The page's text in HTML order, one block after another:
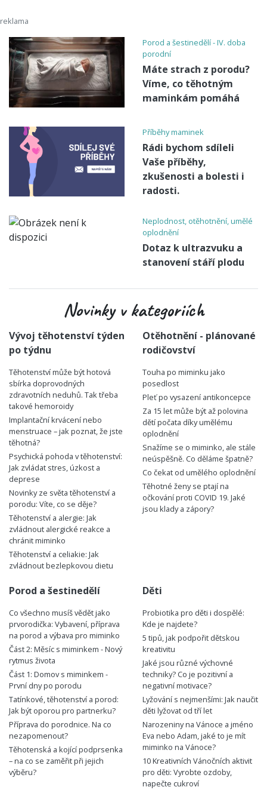
Porod a šestinedělí - IV. doba
porodní
Máte strach z porodu?
Víme, co těhotným
maminkám pomáhá
Příběhy maminek
Rádi bychom sdíleli
Vaše příběhy,
zkušenosti a bolesti i
radosti.
Neplodnost, otěhotnění, umělé
oplodnění
Dotaz k ultrazvuku a
stanovení stáří plodu
Novinky v kategoriích
Vývoj těhotenství týden
po týdnu
Těhotenství může být hotová
sbírka doprovodných
zdravotních neduhů. Tak třeba
takové hemoroidy
Implantační krvácení nebo
menstruace – jak poznat, že jste
těhotná?
Psychická pohoda v těhotenství:
Jak zvládat stres, úzkost a
deprese
Novinky ze světa těhotenství a
porodu: Víte, co se děje?
Těhotenství a alergie: Jak
zvládnout alergické reakce a
chránit miminko
Těhotenství a celiakie: Jak
zvládnout bezlepkovou dietu
Otěhotnění - plánované
rodičovství
Touha po miminku jako
posedlost
Pleť po vysazení antikoncepce
Za 15 let může být až polovina
dětí počata díky umělému
oplodnění
Snažíme se o miminko, ale stále
neúspěšně. Co děláme špatně?
Co čekat od umělého oplodnění
Těhotné ženy se ptají na
očkování proti COVID 19. Jaké
jsou klady a zápory?
Porod a šestinedělí
Co všechno musíš vědět jako
prvorodička: Vybavení, příprava
na porod a výbava pro miminko
Část 2: Měsíc s miminkem - Nový
rytmus života
Část 1: Domov s miminkem -
První dny po porodu
Tatínkové, těhotenství a porod:
Jak být oporou pro partnerku?
Příprava do porodnice. Na co
nezapomenout?
Těhotenská a kojící podprsenka
– na co se zaměřit při jejich
výběru?
Děti
Probiotika pro děti i dospělé:
Kde je najdete?
5 tipů, jak podpořit dětskou
kreativitu
Jaké jsou různé výchovné
techniky? Co je pozitivní a
negativní motivace?
Lyžování s nejmenšími: Jak naučit
děti lyžovat od tří let
Narozeniny na Vánoce a jméno
Eva nebo Adam, jaké to je mít
miminko na Vánoce?
10 Kreativních Vánočních aktivit
pro děti: Vyrobte ozdoby,
napečte cukroví